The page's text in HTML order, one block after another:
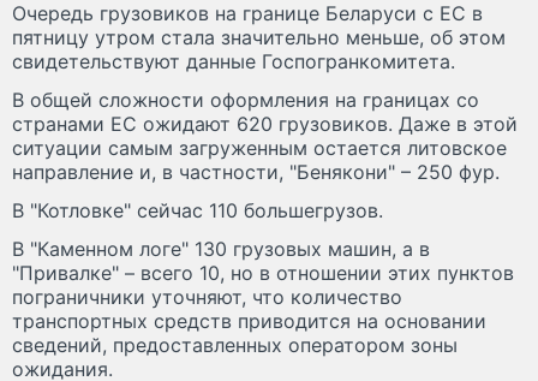
Очередь грузовиков на границе Беларуси с ЕС в
пятницу утром стала значительно меньше, об этом
свидетельствуют данные Госпогранкомитета.
В общей сложности оформления на границах со
странами ЕС ожидают 620 грузовиков. Даже в этой
ситуации самым загруженным остается литовское
направление и, в частности, "Бенякони" – 250 фур.
В "Котловке" сейчас 110 большегрузов.
В "Каменном логе" 130 грузовых машин, а в
"Привалке" – всего 10, но в отношении этих пунктов
пограничники уточняют, что количество
транспортных средств приводится на основании
сведений, предоставленных оператором зоны
ожидания.